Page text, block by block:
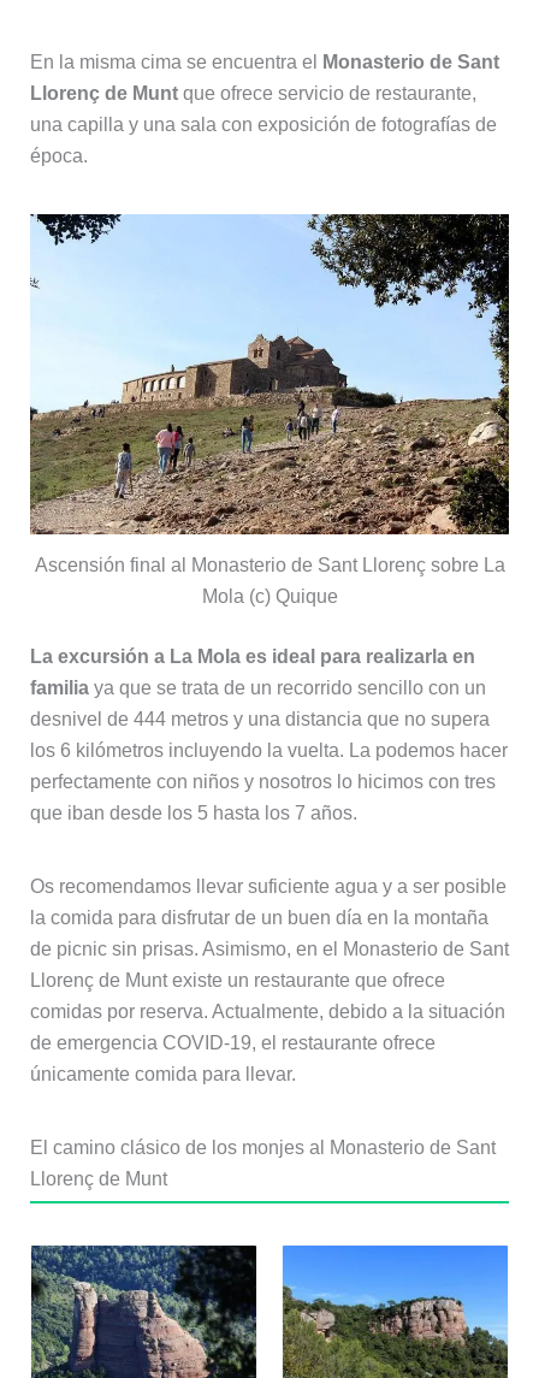
En la misma cima se encuentra el
Monasterio de Sant
Llorenç de Muntque ofrece servicio de restaurante,
una capilla y una sala con exposición de fotografías de
época.
Ascensión final al Monasterio de Sant Llorenç sobre La
Mola (c) Quique
La excursión a La Mola es ideal para realizarla en
familiaya que se trata de un recorrido sencillo con un
desnivel de 444 metros y una distancia que no supera
los 6 kilómetros incluyendo la vuelta. La podemos hacer
perfectamente con niños y nosotros lo hicimos con tres
que iban desde los 5 hasta los 7 años.
Os recomendamos llevar suficiente agua y a ser posible
la comida para disfrutar de un buen día en la montaña
de picnic sin prisas. Asimismo, en el Monasterio de Sant
Llorenç de Munt existe un restaurante que ofrece
comidas por reserva. Actualmente, debido a la situación
de emergencia COVID-19, el restaurante ofrece
únicamente comida para llevar.
El camino clásico de los monjes al Monasterio de Sant
Llorenç de Munt